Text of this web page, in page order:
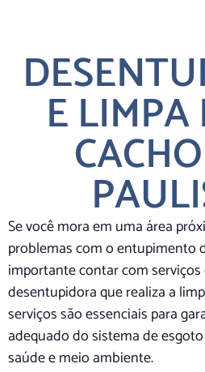
E LIMPA
Se você mora em uma área
problemas com o entupimento
importante contar com
desentupidora que realiza a
serviços são essenciais para
adequado do sistema de
saúde e meio ambiente.